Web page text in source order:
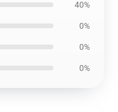
40%
0%
0%
0%